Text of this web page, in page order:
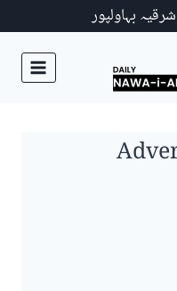
بہاولپور